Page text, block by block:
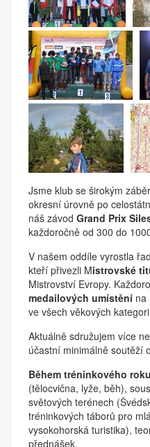
Jsme klub se širokým
okresní úrovně po
náš závod Grand Prix
každoročně od 300 do
V našem oddíle vyrostla
kteří přivezli Mistrovské
Mistrovství Evropy.
medailových umístění na
ve všech věkových
Aktuálně sdružujem více
účastní minimálně soutěží
Během tréninkového
(tělocvična, lyže, běh),
světových terénech
tréninkových táborů pro
vysokohorská turistika),
přednášek.